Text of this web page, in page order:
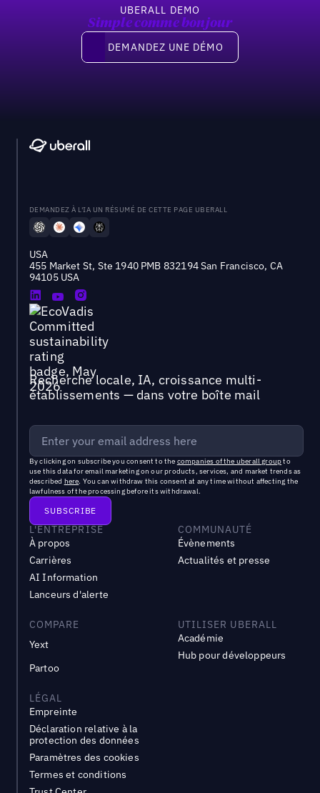
UBERALL DEMO
Simple comme bonjour
Demandez une démo
DEMANDEZ UNE DÉMO
DEMANDEZ À L'IA UN RÉSUMÉ DE CETTE PAGE UBERALL
USA
455 Market St, Ste 1940 PMB 832194 San Francisco, CA
94105 USA
Recherche locale, IA, croissance multi-
établissements — dans votre boîte mail
By clicking on subscribe you consent to the companies of the uberall groupto
use this data for email marketing on our products, services, and market trends as
described here. You can withdraw this consent at any time without affecting the
lawfulness of the processing before its withdrawal.
L'ENTREPRISE
À propos
Carrières
AI Information
Lanceurs d'alerte
COMMUNAUTÉ
Évènements
Actualités et presse
COMPARE
Yext
Partoo
UTILISER UBERALL
Académie
Hub pour développeurs
LÉGAL
Empreinte
Déclaration relative à la
protection des données
Paramètres des cookies
Termes et conditions